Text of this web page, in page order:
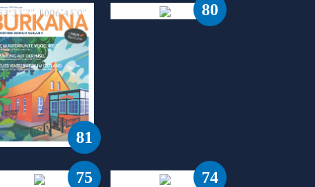
81
80
75 74